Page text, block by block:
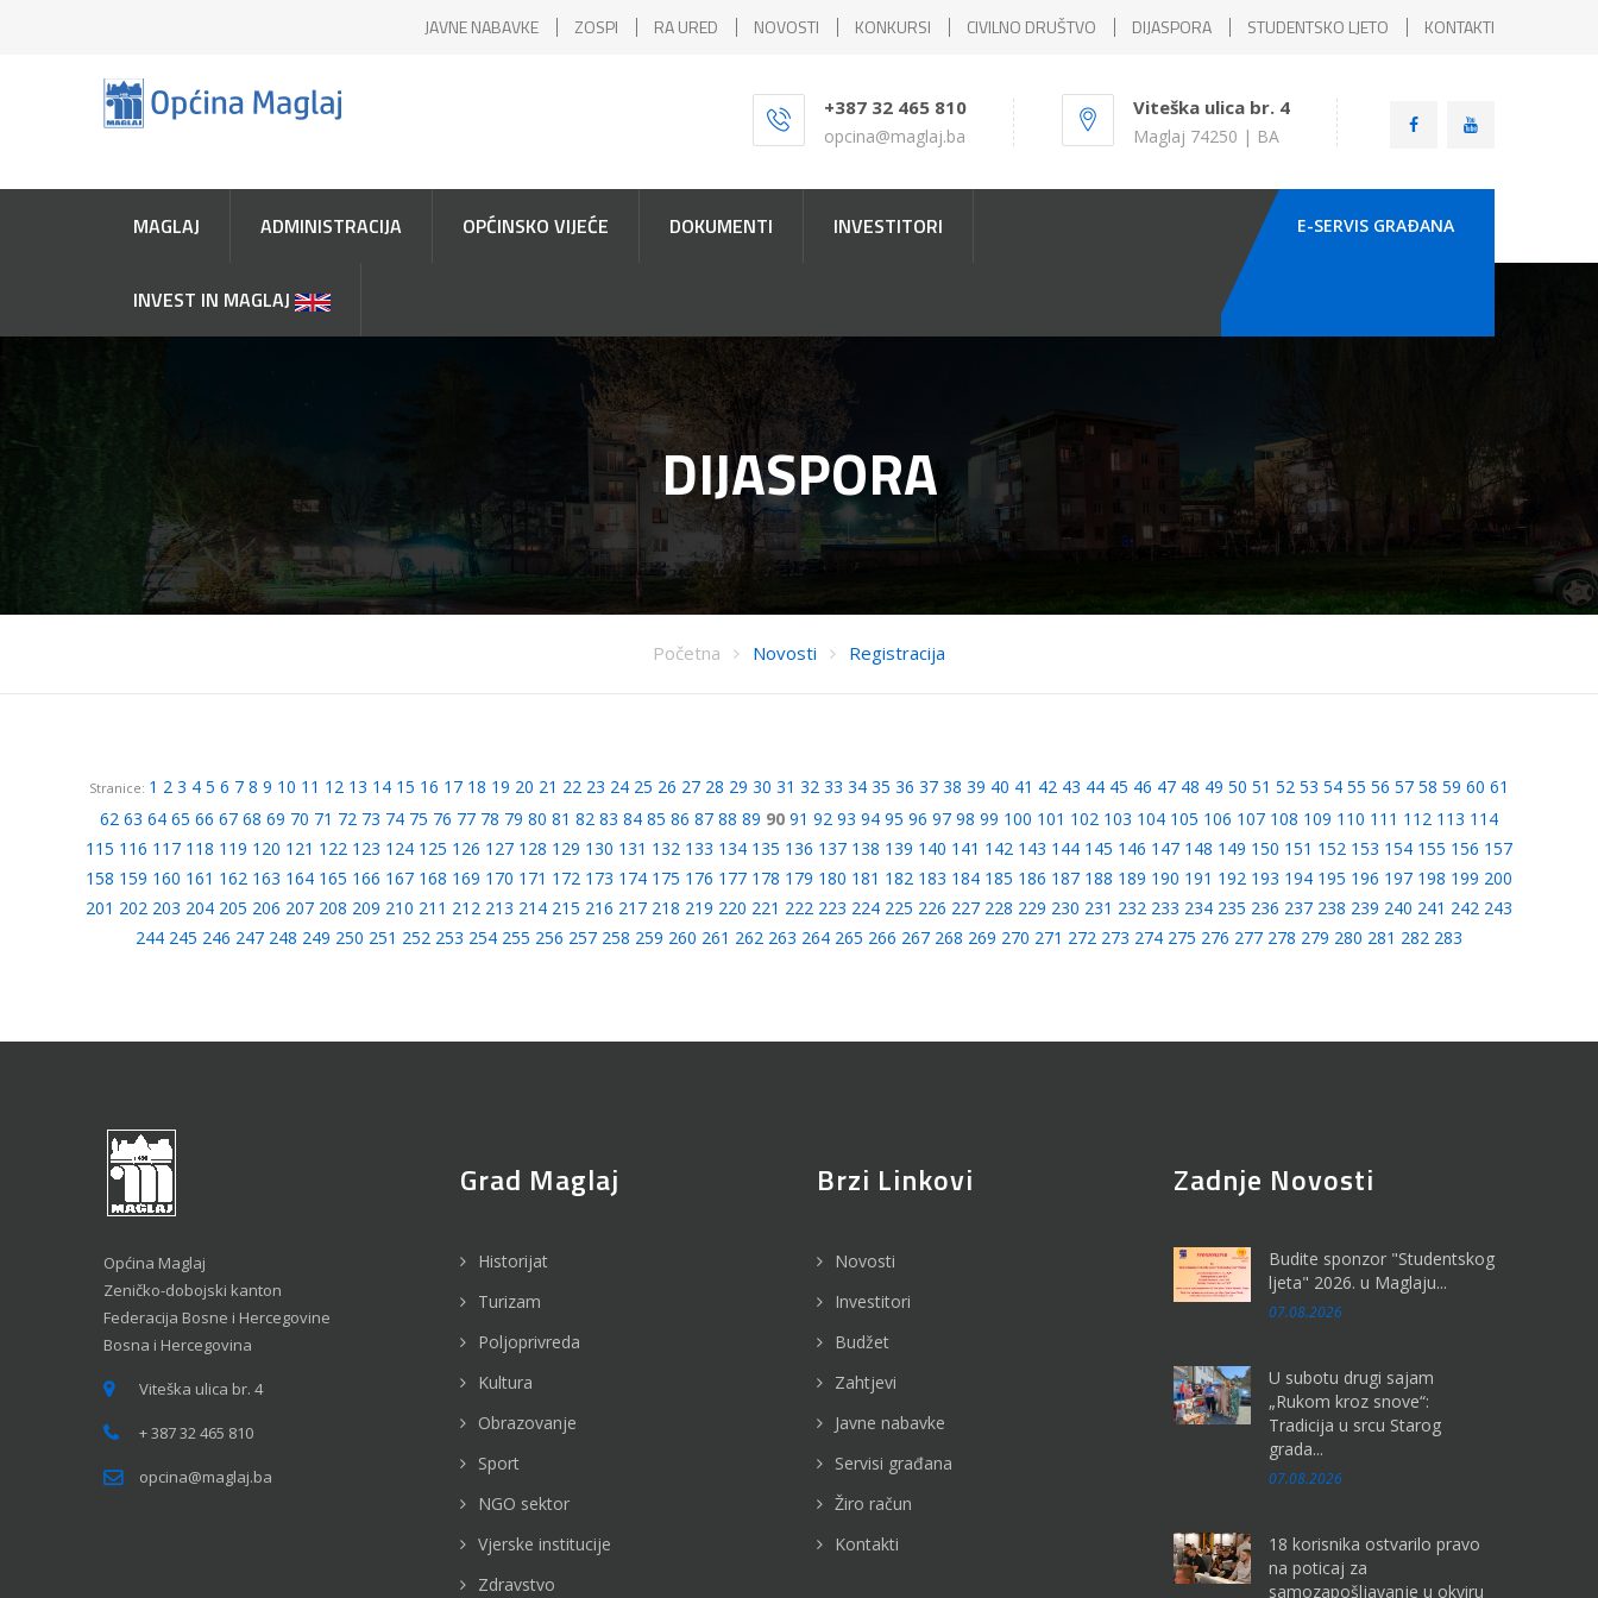
JAVNE NABAVKE ZOSPI RA URED NOVOSTI KONKURSI CIVILNO DRUŠTVO DIJASPORA STUDENTSKO LJETO KONTAKTI
+387 32 465 810
opcina@maglaj.ba
Viteška ulica br. 4
Maglaj 74250 | BA
MAGLAJ ADMINISTRACIJA OPĆINSKO VIJEĆE DOKUMENTI INVESTITORI
INVEST IN MAGLAJ
E-SERVIS GRAÐANA
DIJASPORA
Početna Novosti Registracija
Stranice: 1 2 3 4 5 6 7 8 9 10 11 12 13 14 15 16 17 18 19 20 21 22 23 24 25 26 27 28 29 30 31 32 33 34 35 36 37 38 39 40 41 42 43 44 45 46 47 48 49 50 51 52 53 54 55 56 57 58 59 60 61
62 63 64 65 66 67 68 69 70 71 72 73 74 75 76 77 78 79 80 81 82 83 84 85 86 87 88 89 90 91 92 93 94 95 96 97 98 99 100 101 102 103 104 105 106 107 108 109 110 111 112 113 114
115 116 117 118 119 120 121 122 123 124 125 126 127 128 129 130 131 132 133 134 135 136 137 138 139 140 141 142 143 144 145 146 147 148 149 150 151 152 153 154 155 156 157
158 159 160 161 162 163 164 165 166 167 168 169 170 171 172 173 174 175 176 177 178 179 180 181 182 183 184 185 186 187 188 189 190 191 192 193 194 195 196 197 198 199 200
201 202 203 204 205 206 207 208 209 210 211 212 213 214 215 216 217 218 219 220 221 222 223 224 225 226 227 228 229 230 231 232 233 234 235 236 237 238 239 240 241 242 243
244 245 246 247 248 249 250 251 252 253 254 255 256 257 258 259 260 261 262 263 264 265 266 267 268 269 270 271 272 273 274 275 276 277 278 279 280 281 282 283
Općina Maglaj
Zeničko-dobojski kanton
Federacija Bosne i Hercegovine
Bosna i Hercegovina
Viteška ulica br. 4
+ 387 32 465 810
opcina@maglaj.ba
Grad Maglaj
Historijat
Turizam
Poljoprivreda
Kultura
Obrazovanje
Sport
NGO sektor
Vjerske institucije
Zdravstvo
Brzi Linkovi
Novosti
Investitori
Budžet
Zahtjevi
Javne nabavke
Servisi građana
Žiro račun
Kontakti
Zadnje Novosti
Budite sponzor "Studentskog
ljeta" 2026. u Maglaju...
07.08.2026
U subotu drugi sajam
„Rukom kroz snove“:
Tradicija u srcu Starog
grada...
07.08.2026
18 korisnika ostvarilo pravo
na poticaj za
samozapošljavanje u okviru